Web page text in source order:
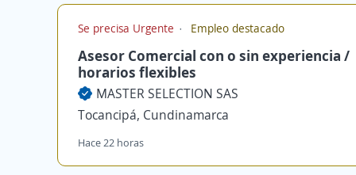
Se precisa Urgente Empleo destacado
Asesor Comercial con o sin experiencia /
horarios flexibles
MASTER SELECTION SAS
Tocancipá, Cundinamarca
Hace 22 horas